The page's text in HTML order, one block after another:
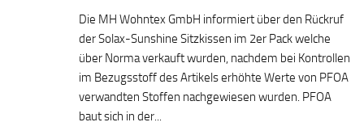
Die MH Wohntex GmbH informiert über den Rückruf
der Solax-Sunshine Sitzkissen im 2er Pack welche
über Norma verkauft wurden, nachdem bei Kontrollen
im Bezugsstoff des Artikels erhöhte Werte von PFOA
verwandten Stoffen nachgewiesen wurden. PFOA
baut sich in der...